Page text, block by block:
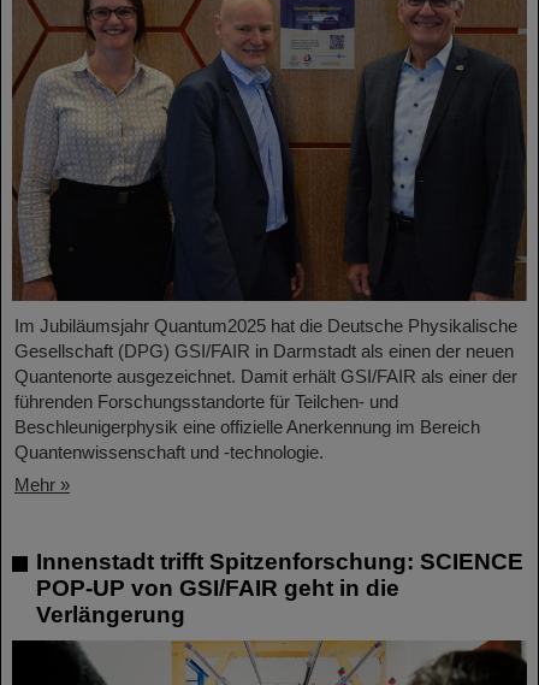
Im Jubiläumsjahr Quantum2025 hat die Deutsche Physikalische
Gesellschaft (DPG) GSI/FAIR in Darmstadt als einen der neuen
Quantenorte ausgezeichnet. Damit erhält GSI/FAIR als einer der
führenden Forschungsstandorte für Teilchen- und
Beschleunigerphysik eine offizielle Anerkennung im Bereich
Quantenwissenschaft und -technologie.
Mehr »
Innenstadt trifft Spitzenforschung: SCIENCE
POP-UP von GSI/FAIR geht in die
Verlängerung